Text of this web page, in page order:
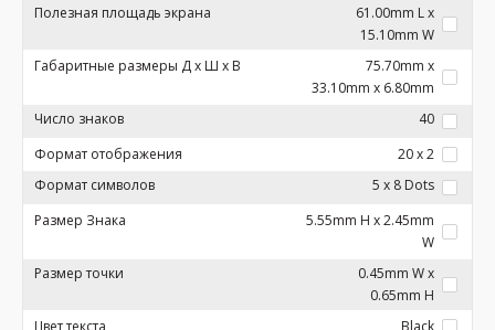
Полезная площадь экрана
61.00mm L x
15.10mm W
Габаритные размеры Д x Ш x В
75.70mm x
33.10mm x 6.80mm
Число знаков
40
Формат отображения
20 x 2
Формат символов
5 x 8 Dots
Размер Знака
5.55mm H x 2.45mm
W
Размер точки
0.45mm W x
0.65mm H
Цвет текста
Black